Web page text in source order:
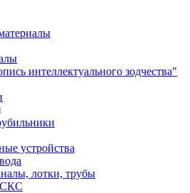
интеллектуального зодчества"
устройства
лотки, трубы
СКС